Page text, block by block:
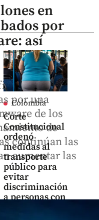
Colombia
Corte
Constitucional
ordenó
medidas al
transporte
público para
evitar
discriminación
a personas con
en
por
así
al menos
por una
de los
de
continúan las
aumentar las